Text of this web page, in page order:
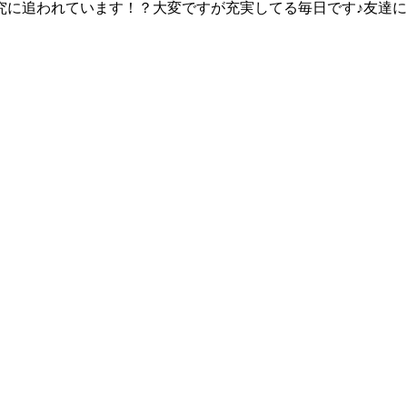
追われています！？大変ですが充実してる毎日です♪友達